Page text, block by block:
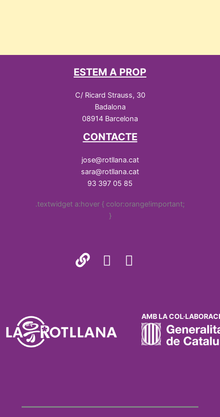
ESTEM A PROP
C/ Ricard Strauss, 30
Badalona
08914 Barcelona
CONTACTE
jose@rotllana.cat
sara@rotllana.cat
93 397 05 85
.textwidget a:hover { color:orange!important;
}
AMB LA